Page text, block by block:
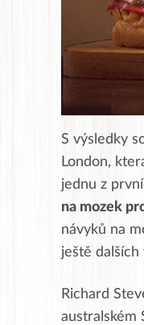
S výsledky
London,
jednu z
na mozek
návyků na
ještě dalších
Richard
australském